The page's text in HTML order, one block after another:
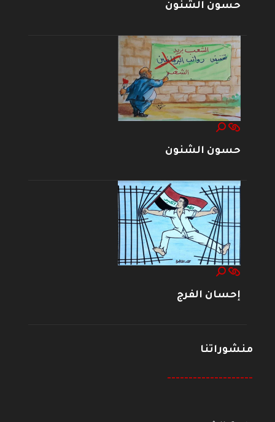
حسون الشنون
حسون الشنون
إحسان الفرج
منشوراتنا
--------------------